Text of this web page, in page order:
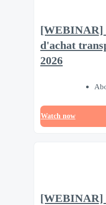
[WEBINAR]
d'achat
2026
Watch now
[WEBINAR]